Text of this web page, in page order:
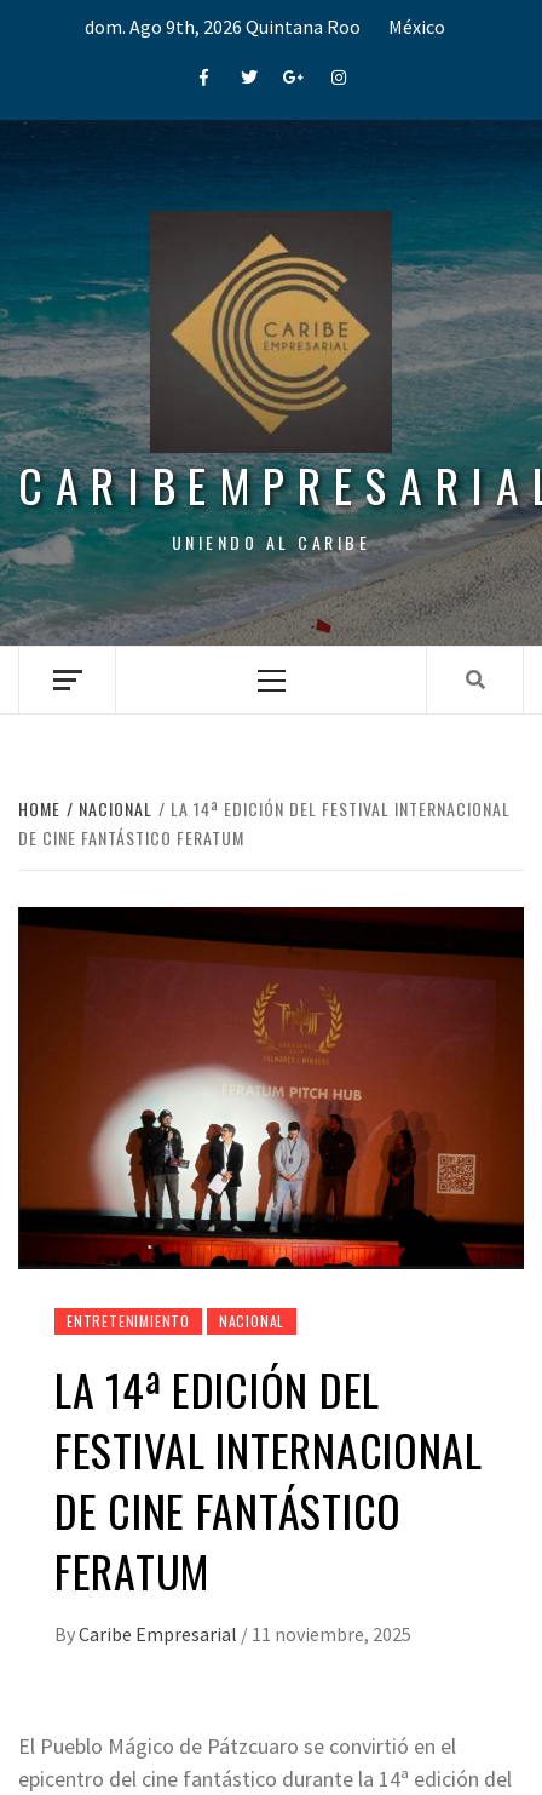
dom. Ago 9th, 2026 Quintana Roo México
FacebookTwitterGoogle+Instagram
UNIENDO AL CARIBE
Menu
HOME NACIONAL
LA 14ª EDICIÓN DEL FESTIVAL INTERNACIONAL
DE CINE FANTÁSTICO FERATUM
ENTRETENIMIENTO NACIONAL
LA 14ª EDICIÓN DEL
FESTIVAL INTERNACIONAL
DE CINE FANTÁSTICO
FERATUM
ByCaribe Empresarial / 11 noviembre, 2025
El Pueblo Mágico de Pátzcuaro se convirtió en el
epicentro del cine fantástico durante la 14ª edición del